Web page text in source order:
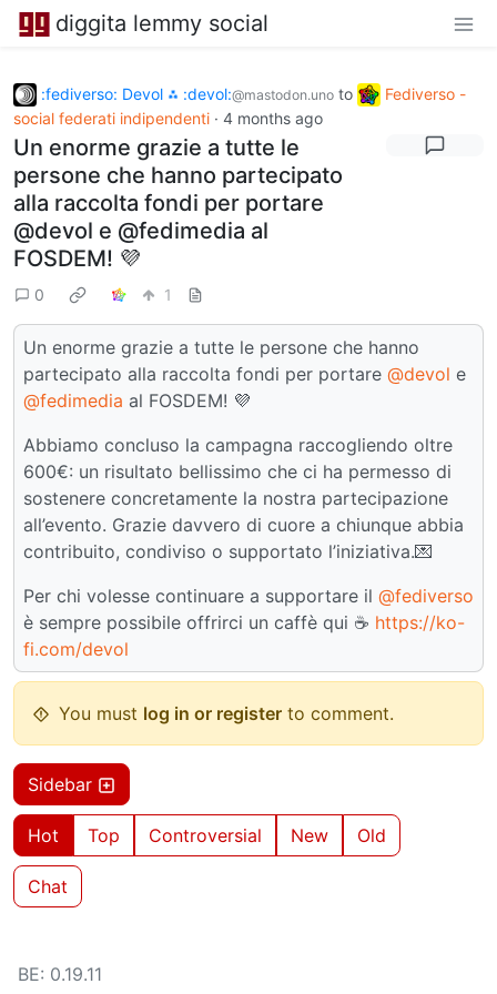
diggita lemmy social
:fediverso: Devol ⁂ :devol:@mastodon.uno to
Fediverso -
social federati indipendenti · 4 months ago
Un enorme grazie a tutte le
persone che hanno partecipato
alla raccolta fondi per portare
@devol e @fedimedia al
FOSDEM! 💜
0 1
Un enorme grazie a tutte le persone che hanno
partecipato alla raccolta fondi per portare @devol e
@fedimedia al FOSDEM! 💜
Abbiamo concluso la campagna raccogliendo oltre
600€: un risultato bellissimo che ci ha permesso di
sostenere concretamente la nostra partecipazione
all’evento. Grazie davvero di cuore a chiunque abbia
contribuito, condiviso o supportato l’iniziativa.💌
Per chi volesse continuare a supportare il @fediverso
è sempre possibile offrirci un caffè qui ☕️ https://ko-
fi.com/devol
You must log in or register to comment.
Sidebar
Hot Top Controversial New Old
Chat
BE: 0.19.11